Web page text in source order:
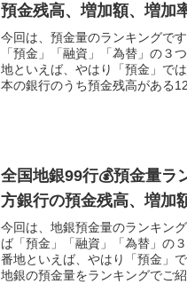
預金残高、増加額、増加
今回は、預金量のランキングで
「預金」「融資」「為替」の３
地といえば、やはり「預金」で
本の銀行のうち預金残高がある
全国地銀99行💰預金量ラ
方銀行の預金残高、増加
今回は、地銀預金量のランキン
ば「預金」「融資」「為替」の
番地といえば、やはり「預金」
地銀の預金量をランキングでご